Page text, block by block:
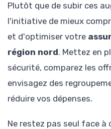
Plutôt que de subir ces
l'initiative de mieux
et d'optimiser votre
région nord. Mettez en
sécurité, comparez les
envisagez des
réduire vos dépenses.
Ne restez pas seul face